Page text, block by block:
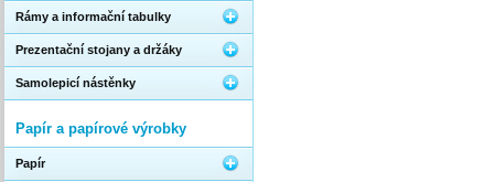
Rámy a informační tabulky
Prezentační stojany a držáky
Samolepicí nástěnky
Papír a papírové výrobky
Papír